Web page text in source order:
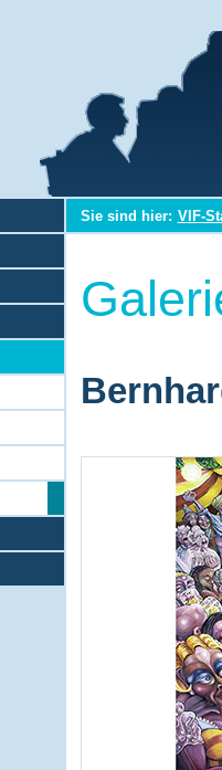
Sie sind hier: VIF-